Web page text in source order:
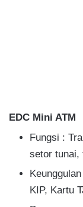
EDC Mini ATM
Fungsi :
setor tunai,
KIP, Kartu